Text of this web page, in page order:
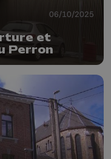
06/10/2025
et
Perron